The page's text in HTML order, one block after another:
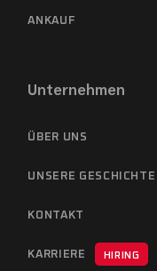
ANKAUF
Unternehmen
ÜBER UNS
UNSERE GESCHICHTE
KONTAKT
KARRIERE HIRING